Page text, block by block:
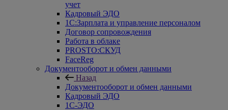
учет
Кадровый ЭДО
1С:Зарплата и управление персоналом
Договор сопровождения
Работа в облаке
PROSTO:СКУД
FaceReg
Документооборот и обмен данными
Назад
Документооборот и обмен данными
Кадровый ЭДО
1С-ЭДО